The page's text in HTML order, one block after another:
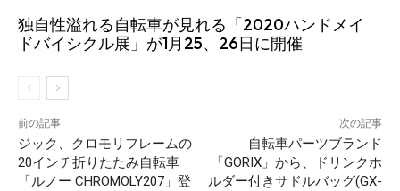
独自性溢れる自転車が見れる「2020ハンドメイ
ドバイシクル展」が1月25、26日に開催
前の記事
ジック、クロモリフレームの
20インチ折りたたみ自転車
「ルノー CHROMOLY207」登
次の記事
自転車パーツブランド
「GORIX」から、ドリンクホ
ルダー付きサドルバッグ(GX-